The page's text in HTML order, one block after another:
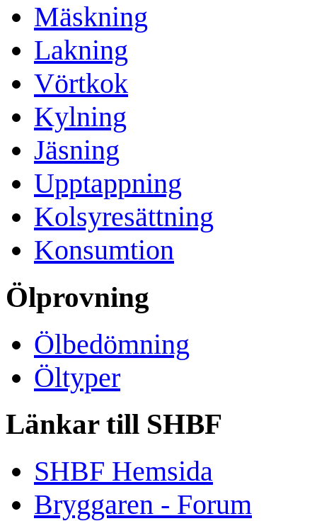
Mäskning
Lakning
Vörtkok
Kylning
Jäsning
Upptappning
Kolsyresättning
Konsumtion
Ölprovning
Ölbedömning
Öltyper
Länkar till SHBF
SHBF Hemsida
Bryggaren - Forum